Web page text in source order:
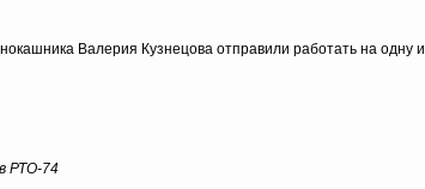
Валерия Кузнецова отправили работать на одну
РТО-74